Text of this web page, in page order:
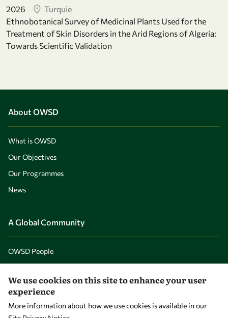
2026
Turquie
Ethnobotanical Survey of Medicinal Plants Used for the
Treatment of Skin Disorders in the Arid Regions of Algeria:
Towards Scientific Validation
About OWSD
What is OWSD
Our Objectives
Our Programmes
News
A Global Community
OWSD People
Opportunities
We use cookies on this site to enhance your user
experience
More information about how we use cookies is available in our